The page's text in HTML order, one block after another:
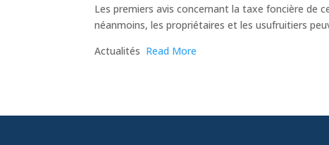
Les premiers avis concernant la taxe foncière de
néanmoins, les propriétaires et les usufruitiers
​Actualités Read More